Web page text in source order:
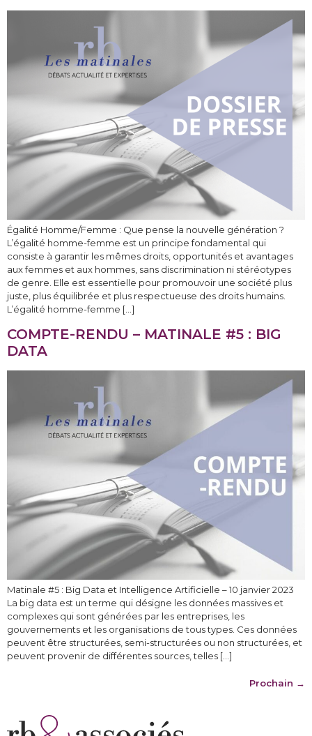
Égalité Homme/Femme : Que pense la nouvelle génération ?
L’égalité homme-femme est un principe fondamental qui
consiste à garantir les mêmes droits, opportunités et avantages
aux femmes et aux hommes, sans discrimination ni stéréotypes
de genre. Elle est essentielle pour promouvoir une société plus
juste, plus équilibrée et plus respectueuse des droits humains.
L’égalité homme-femme […]
COMPTE-RENDU – MATINALE #5 : BIG
DATA
Matinale #5 : Big Data et Intelligence Artificielle – 10 janvier 2023
La big data est un terme qui désigne les données massives et
complexes qui sont générées par les entreprises, les
gouvernements et les organisations de tous types. Ces données
peuvent être structurées, semi-structurées ou non structurées, et
peuvent provenir de différentes sources, telles […]
Prochain →